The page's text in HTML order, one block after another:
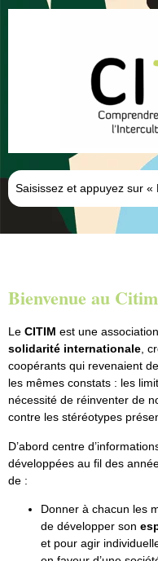
Bienvenue au Citim
Le CITIM est une association
solidarité internationale,
coopérants qui revenaient
les mêmes constats : les
nécessité de réinventer de
contre les stéréotypes
D’abord centre
développées au fil des
de :
Donner à chacun les
de développer son
et pour agir